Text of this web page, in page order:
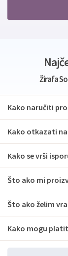
Žirafa
Kako naručiti
Kako otkazati
Kako se vrši
Što ako mi
Što ako želim
Kako mogu